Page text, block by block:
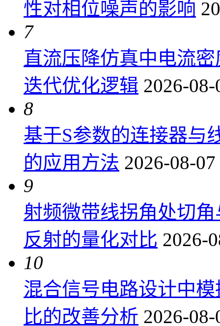
性对相位噪声的影响
7
直流压降仿真中电流
迭代优化逻辑 2026-
8
基于S参数的连接器与
的应用方法 2026-08-
9
射频微带线拐角处切
反射的量化对比 2026-
10
混合信号电路设计中
比的改善分析 2026-